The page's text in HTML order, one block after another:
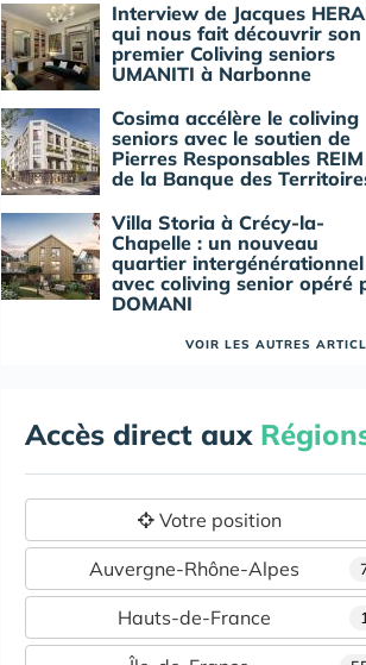
Interview de Jacques
qui nous fait découvrir son
premier Coliving seniors
UMANITI à Narbonne
Cosima accélère le coliving
seniors avec le soutien de
Pierres Responsables
de la Banque des
Villa Storia à Crécy-la-
Chapelle : un nouveau
quartier intergénérationnel
avec coliving senior opéré
DOMANI
VOIR LES AUTRES
Accès direct aux
Votre position
Auvergne-Rhône-Alpes
1
Hauts-de-France